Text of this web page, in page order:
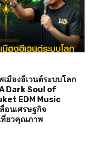
มืองอีเวนต์ระบบโลก
Dark Soul of
EDM Music
อนเศรษฐกิจ
ที่ยวคุณภาพ